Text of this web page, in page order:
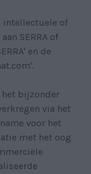
intellectuele of
SERRA of
en de
het bijzonder
via het
voor het
met het oog